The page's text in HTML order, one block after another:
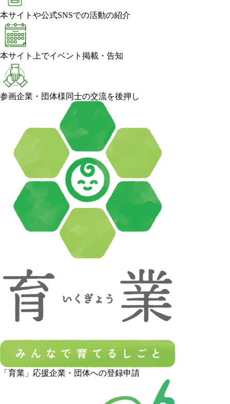
本サイトや公式SNSでの活動の紹介
本サイト上でイベント掲載・告知
参画企業・団体様同士の交流を後押し
「育業」応援企業・団体への登録申請